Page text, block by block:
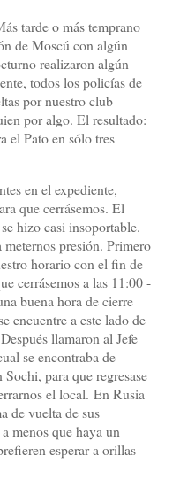
tarde o más temprano
de Moscú con algún
realizaron algún
todos los policías de
por nuestro club
por algo. El resultado:
el Pato en sólo tres
en el expediente,
que cerrásemos. El
hizo casi insoportable.
presión. Primero
horario con el fin de
cerrásemos a las 11:00 -
buena hora de cierre
encuentre a este lado de
llamaron al Jefe
se encontraba de
para que regresase
el local. En Rusia
de vuelta de sus
menos que haya un
esperar a orillas